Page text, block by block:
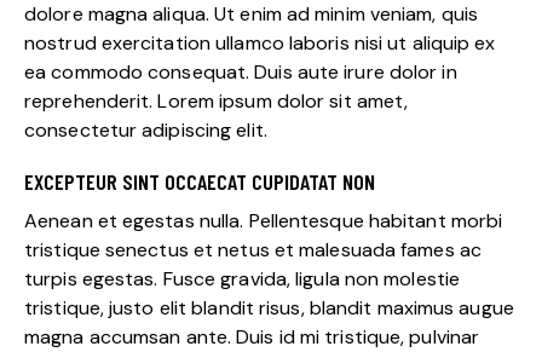
dolore magna aliqua. Ut enim ad minim veniam, quis
nostrud exercitation ullamco laboris nisi ut aliquip ex
ea commodo consequat. Duis aute irure dolor in
reprehenderit. Lorem ipsum dolor sit amet,
consectetur adipiscing elit.
EXCEPTEUR SINT OCCAECAT CUPIDATAT NON
Aenean et egestas nulla. Pellentesque habitant morbi
tristique senectus et netus et malesuada fames ac
turpis egestas. Fusce gravida, ligula non molestie
tristique, justo elit blandit risus, blandit maximus augue
magna accumsan ante. Duis id mi tristique, pulvinar